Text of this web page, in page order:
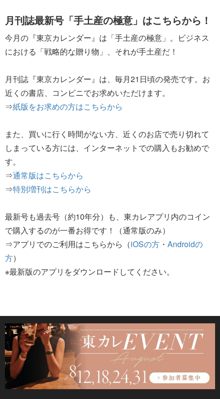
月刊誌最新号「手土産の極意」はこちらから！
今月の『東京カレンダー』は「手土産の極意」。ビジネス
における「戦略的な贈り物」、それが手土産だ！
月刊誌『東京カレンダー』は、毎月21日頃の発売です。お
近くの書店、コンビニでお求めいただけます。
⇒紙版をお求めの方はこちらから
また、買いに行く時間がない方、近くのお店で売り切れて
しまっている方には、インターネットでの購入もお勧めで
す。
⇒通常版はこちらから
⇒特別増刊はこちらから
最新号も過去号（約10年分）も、東カレアプリ内のコイン
で購入するのが一番お得です！（通常版のみ）
⇒アプリでのご利用はこちらから（iOSの方 ・ Androidの
方）
※最新版のアプリをダウンロードしてください。